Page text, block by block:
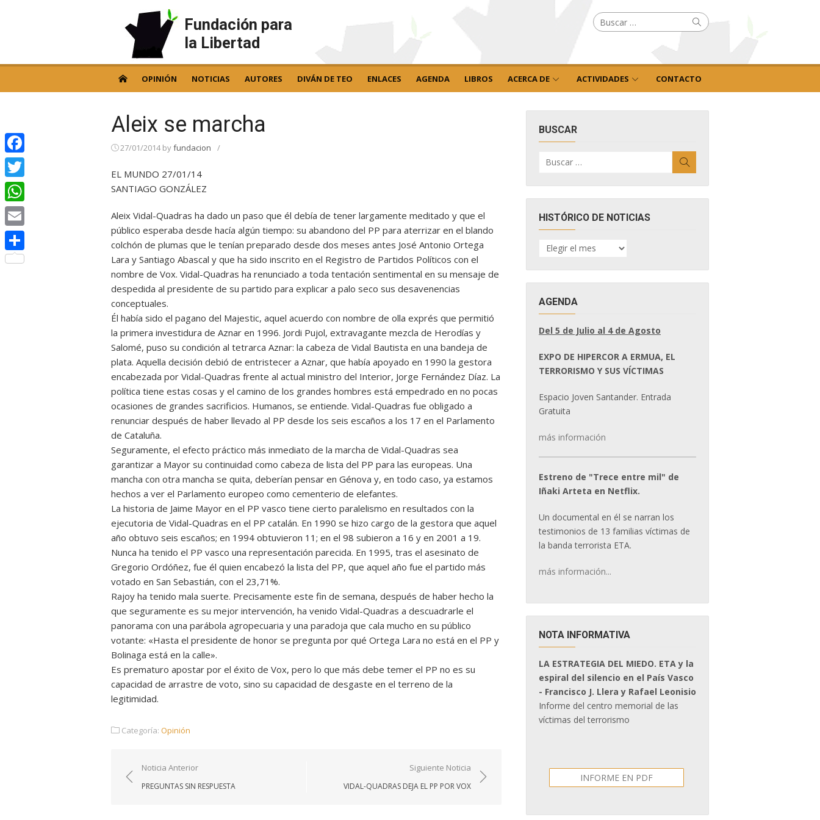
Fundación para
la Libertad
Buscar
por: Buscar
OPINIÓN NOTICIAS AUTORES DIVÁN DE TEO ENLACES AGENDA LIBROS ACERCA DE ACTIVIDADES CONTACTO
Aleix se marcha
27/01/2014byfundacion /
EL MUNDO 27/01/14
SANTIAGO GONZÁLEZ
Aleix Vidal-Quadras ha dado un paso que él debía de tener largamente meditado y que el
público esperaba desde hacía algún tiempo: su abandono del PP para aterrizar en el blando
colchón de plumas que le tenían preparado desde dos meses antes José Antonio Ortega
Lara y Santiago Abascal y que ha sido inscrito en el Registro de Partidos Políticos con el
nombre de Vox. Vidal-Quadras ha renunciado a toda tentación sentimental en su mensaje de
despedida al presidente de su partido para explicar a palo seco sus desavenencias
conceptuales.
Él había sido el pagano del Majestic, aquel acuerdo con nombre de olla exprés que permitió
la primera investidura de Aznar en 1996. Jordi Pujol, extravagante mezcla de Herodías y
Salomé, puso su condición al tetrarca Aznar: la cabeza de Vidal Bautista en una bandeja de
plata. Aquella decisión debió de entristecer a Aznar, que había apoyado en 1990 la gestora
encabezada por Vidal-Quadras frente al actual ministro del Interior, Jorge Fernández Díaz. La
política tiene estas cosas y el camino de los grandes hombres está empedrado en no pocas
ocasiones de grandes sacrificios. Humanos, se entiende. Vidal-Quadras fue obligado a
renunciar después de haber llevado al PP desde los seis escaños a los 17 en el Parlamento
de Cataluña.
Seguramente, el efecto práctico más inmediato de la marcha de Vidal-Quadras sea
garantizar a Mayor su continuidad como cabeza de lista del PP para las europeas. Una
mancha con otra mancha se quita, deberían pensar en Génova y, en todo caso, ya estamos
hechos a ver el Parlamento europeo como cementerio de elefantes.
La historia de Jaime Mayor en el PP vasco tiene cierto paralelismo en resultados con la
ejecutoria de Vidal-Quadras en el PP catalán. En 1990 se hizo cargo de la gestora que aquel
año obtuvo seis escaños; en 1994 obtuvieron 11; en el 98 subieron a 16 y en 2001 a 19.
Nunca ha tenido el PP vasco una representación parecida. En 1995, tras el asesinato de
Gregorio Ordóñez, fue él quien encabezó la lista del PP, que aquel año fue el partido más
votado en San Sebastián, con el 23,71%.
Rajoy ha tenido mala suerte. Precisamente este fin de semana, después de haber hecho la
que seguramente es su mejor intervención, ha venido Vidal-Quadras a descuadrarle el
panorama con una parábola agropecuaria y una paradoja que cala mucho en su público
votante: «Hasta el presidente de honor se pregunta por qué Ortega Lara no está en el PP y
Bolinaga está en la calle».
Es prematuro apostar por el éxito de Vox, pero lo que más debe temer el PP no es su
capacidad de arrastre de voto, sino su capacidad de desgaste en el terreno de la
legitimidad.
Categoría: Opinión
Navegación
de
Noticia Anterior
PREGUNTAS SIN RESPUESTA
Siguiente Noticia
VIDAL-QUADRAS DEJA EL PP POR VOX
BUSCAR
por:
HISTÓRICO DE NOTICIAS
HISTÓRICO
DE
AGENDA
Del 5 de Julio al 4 de Agosto
EXPO DE HIPERCOR A ERMUA, EL
TERRORISMO Y SUS VÍCTIMAS
Espacio Joven Santander. Entrada
Gratuita
más información
Estreno de "Trece entre mil" de
Iñaki Arteta en Netflix.
Un documental en él se narran los
testimonios de 13 familias víctimas de
la banda terrorista ETA.
más información...
NOTA INFORMATIVA
LA ESTRATEGIA DEL MIEDO. ETA y la
espiral del silencio en el País Vasco
- Francisco J. Llera y Rafael Leonisio
Informe del centro memorial de las
víctimas del terrorismo
INFORME EN PDF
Facebook
Twitter
WhatsApp
Email
Compartir